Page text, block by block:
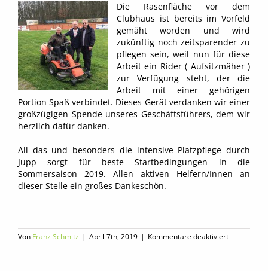
Die Rasenfläche vor dem
Clubhaus ist bereits im Vorfeld
gemäht worden und wird
zukünftig noch zeitsparender zu
pflegen sein, weil nun für diese
Arbeit ein Rider ( Aufsitzmäher )
zur Verfügung steht, der die
Arbeit mit einer gehörigen
Portion Spaß verbindet. Dieses Gerät verdanken wir einer
großzügigen Spende unseres Geschäftsführers, dem wir
herzlich dafür danken.
All das und besonders die intensive Platzpflege durch
Jupp sorgt für beste Startbedingungen in die
Sommersaison 2019. Allen aktiven Helfern/Innen an
dieser Stelle ein großes Dankeschön.
Von Franz Schmitz | April 7th, 2019 | Kommentare deaktiviertfür